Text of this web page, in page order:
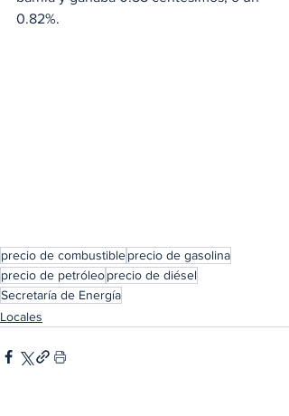
0.82%.
precio de combustibleprecio de gasolina
precio de petróleoprecio de diésel
Secretaría de Energía
Locales